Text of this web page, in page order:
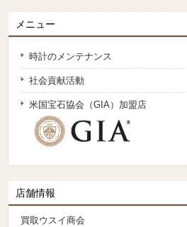
メニュー
時計のメンテナンス
社会貢献活動
米国宝石協会（GIA）加盟店
店舗情報
買取ウスイ商会